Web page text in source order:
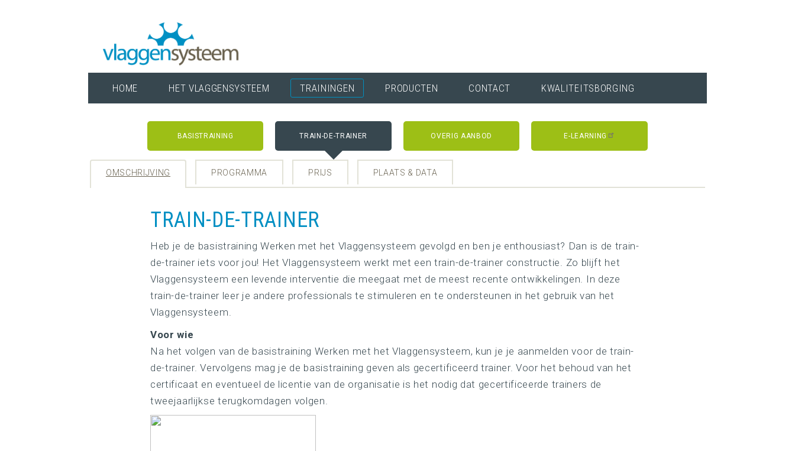
Main
HOME HET VLAGGENSYSTEEM TRAININGEN PRODUCTEN CONTACT KWALITEITSBORGING
Main
navigation
BASISTRAINING TRAIN-DE-TRAINER OVERIG AANBOD E-LEARNING
OMSCHRIJVING PROGRAMMA PRIJS PLAATS & DATA
TRAIN-DE-TRAINER
Heb je de basistraining Werken met het Vlaggensysteem gevolgd en ben je enthousiast? Dan is de train-
de-trainer iets voor jou! Het Vlaggensysteem werkt met een train-de-trainer constructie. Zo blijft het
Vlaggensysteem een levende interventie die meegaat met de meest recente ontwikkelingen. In deze
train-de-trainer leer je andere professionals te stimuleren en te ondersteunen in het gebruik van het
Vlaggensysteem.
Voor wie
Na het volgen van de basistraining Werken met het Vlaggensysteem, kun je je aanmelden voor de train-
de-trainer. Vervolgens mag je de basistraining geven als gecertificeerd trainer. Voor het behoud van het
certificaat en eventueel de licentie van de organisatie is het nodig dat gecertificeerde trainers de
tweejaarlijkse terugkomdagen volgen.